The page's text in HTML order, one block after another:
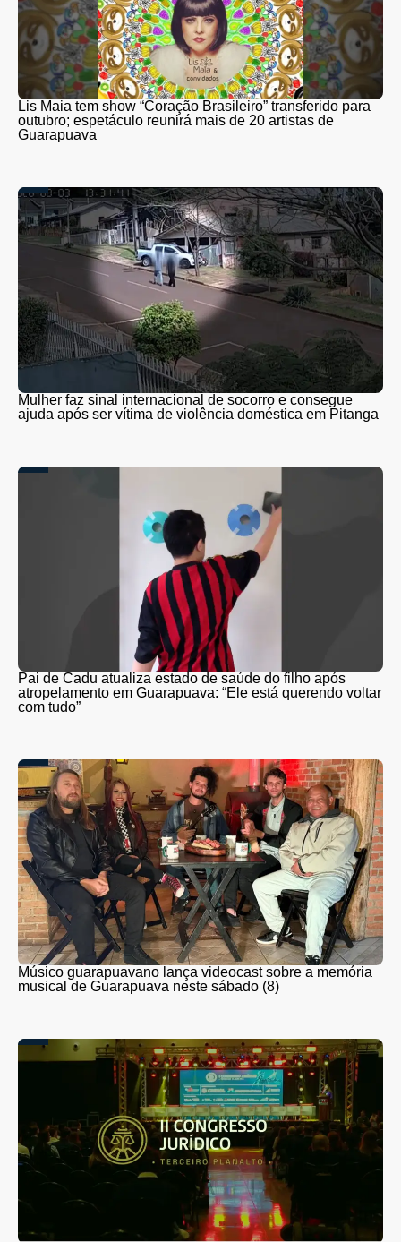
Lis Maia tem show “Coração Brasileiro” transferido para
outubro; espetáculo reunirá mais de 20 artistas de
Guarapuava
Mulher faz sinal internacional de socorro e consegue
ajuda após ser vítima de violência doméstica em Pitanga
Pai de Cadu atualiza estado de saúde do filho após
atropelamento em Guarapuava: “Ele está querendo voltar
com tudo”
Músico guarapuavano lança videocast sobre a memória
musical de Guarapuava neste sábado (8)